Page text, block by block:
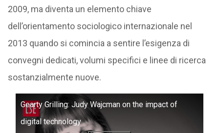
2009, ma diventa un elemento chiave
dell’orientamento sociologico internazionale nel
2013 quando si comincia a sentire l’esigenza di
convegni dedicati, volumi specifici e linee di ricerca
sostanzialmente nuove.
Gearty Grilling: Judy Wajcman on the impact of
digital technology